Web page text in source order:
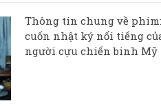
Thông tin chung về
cuốn nhật ký nổi tiếng
người cựu chiến binh Mỹ